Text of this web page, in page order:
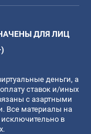
ДЛЯ ЛИЦ
деньги, а
ставок и/иных
с азартными
Все материалы на
в